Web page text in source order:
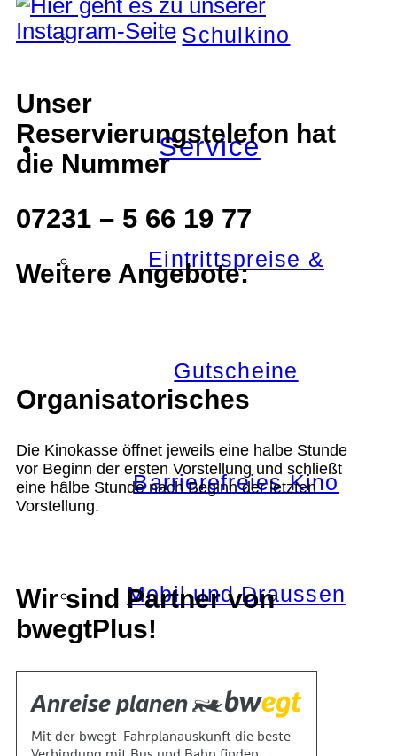
Schulkino
Service
Eintrittspreise &
Gutscheine
Barrierefreies Kino
Mobil und Draussen
KOKI+
Unser
Reservierungstelefon hat
die Nummer
07231 – 5 66 19 77
Weitere Angebote:
Organisatorisches
Die Kinokasse öffnet jeweils eine halbe Stunde
vor Beginn der ersten Vorstellung und schließt
eine halbe Stunde nach Beginn der letzten
Vorstellung.
Wir sind Partner von
bwegtPlus!